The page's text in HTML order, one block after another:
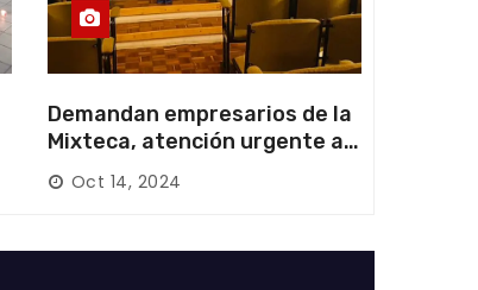
Demandan empresarios de la
Mixteca, atención urgente a
las carreteras locales y
federales
Oct 14, 2024